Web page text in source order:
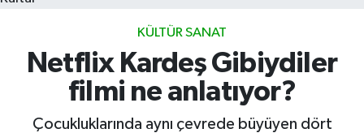
KÜLTÜR SANAT
Netflix Kardeş Gibiydiler
filmi ne anlatıyor?
Çocukluklarında aynı çevrede büyüyen dört